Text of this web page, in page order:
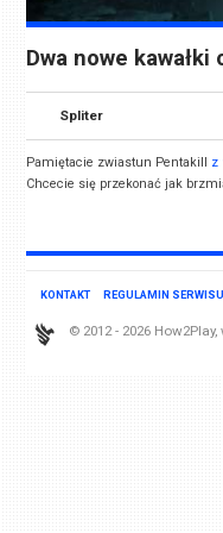
Dwa nowe
Spliter
Pamiętacie zwiastun Pentakill z
Chcecie się przekonać jak
KONTAKT REGULAMIN SERWISU
© 2012 - 2026